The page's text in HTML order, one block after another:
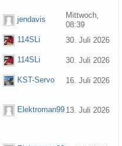
jendavis
Mittwoch,
08:39
114SLi
30. Juli 2026
114SLi
30. Juli 2026
KST-Servo
16. Juli 2026
Elektroman99 13. Juli 2026